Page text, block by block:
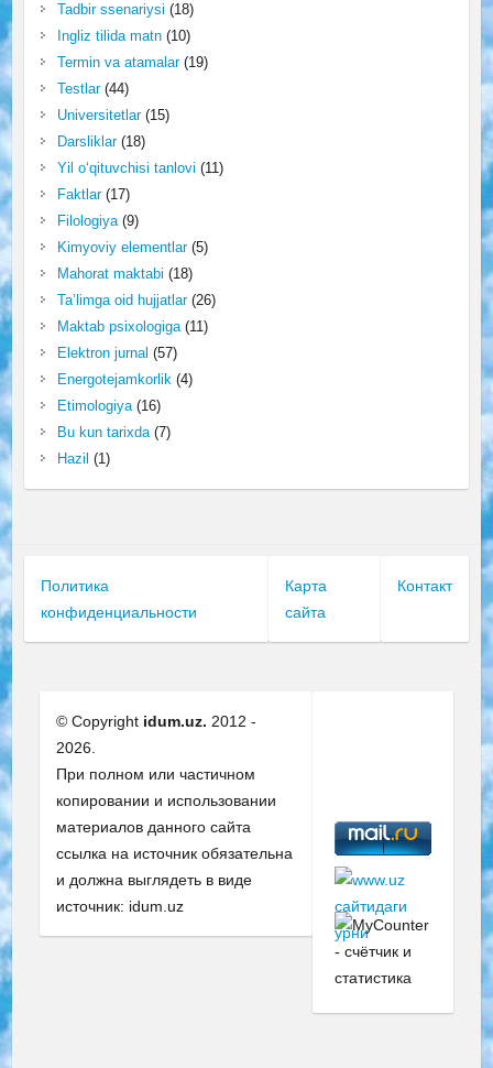
Tadbir ssenariysi (18)
Ingliz tilida matn(10)
Termin va atamalar(19)
Testlar(44)
Universitetlar(15)
Darsliklar(18)
Yil o‘qituvchisi tanlovi (11)
Faktlar(17)
Filologiya(9)
Kimyoviy elementlar(5)
Mahorat maktabi (18)
Ta’limga oid hujjatlar(26)
Maktab psixologiga(11)
Elektron jurnal (57)
Energotejamkorlik(4)
Etimologiya(16)
Bu kun tarixda(7)
Hazil (1)
Политика
конфиденциальности
Карта
сайта
Контакт
© Copyright idum.uz. 2012 -
2026.
При полном или частичном
копировании и использовании
материалов данного сайта
ссылка на источник обязательна
и должна выглядеть в виде
источник: idum.uz